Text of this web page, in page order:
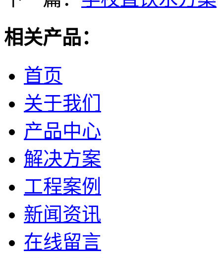
相关产品：
首页
关于我们
产品中心
解决方案
工程案例
新闻资讯
在线留言